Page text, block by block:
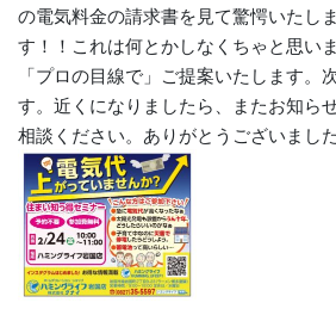
の電気料金の請求書を見て驚愕いたし
す！！これは何とかしなくちゃと思い
「プロの目線で」ご提案いたします。
す。近くになりましたら、またお知ら
相談ください。ありがとうございました